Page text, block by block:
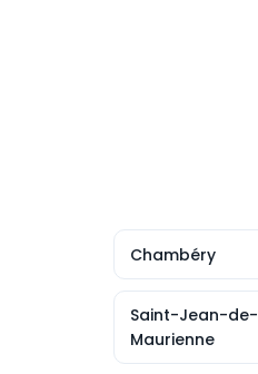
Chambéry
Saint-Jean-de-
Maurienne